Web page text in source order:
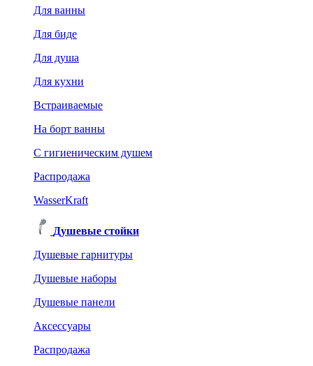
Для ванны
Для биде
Для душа
Для кухни
Встраиваемые
На борт ванны
C гигиеническим душем
Распродажа
WasserKraft
Душевые стойки
Душевые гарнитуры
Душевые наборы
Душевые панели
Аксессуары
Распродажа